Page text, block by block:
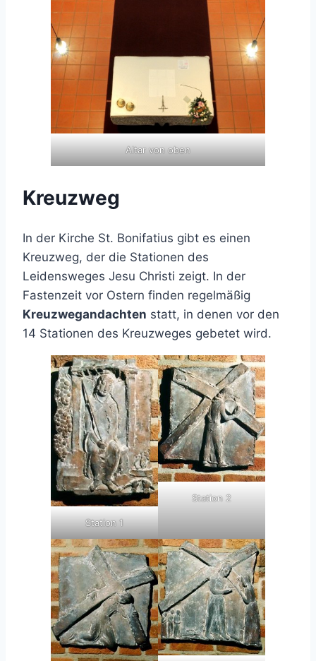
Altar von oben
Kreuzweg
In der Kirche St. Bonifatius gibt es einen
Kreuzweg, der die Stationen des
Leidensweges Jesu Christi zeigt. In der
Fastenzeit vor Ostern finden regelmäßig
Kreuzwegandachten statt, in denen vor den
14 Stationen des Kreuzweges gebetet wird.
Station 1
Station 2